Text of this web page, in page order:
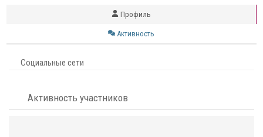
Профиль
Активность
Социальные сети
Активность участников